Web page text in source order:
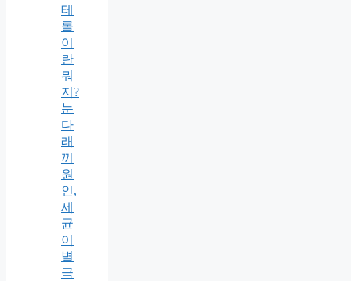
테
롤
이
란
뭐
지?
눈
다
래
끼
원
인,
세
균
이
별
극